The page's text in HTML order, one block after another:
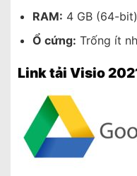
RAM: 4 GB (64-
Ổ cứng: Trống ít
Link tải Visio